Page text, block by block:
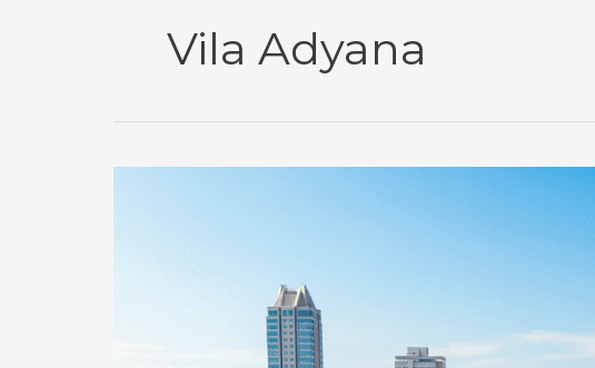
Vila Adyana